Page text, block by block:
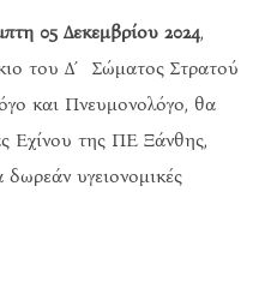
05 Δεκεμβρίου 2024,
του Δ΄ Σώματος Στρατού
και Πνευμονολόγο, θα
Εχίνου της ΠΕ Ξάνθης,
υγειονομικές